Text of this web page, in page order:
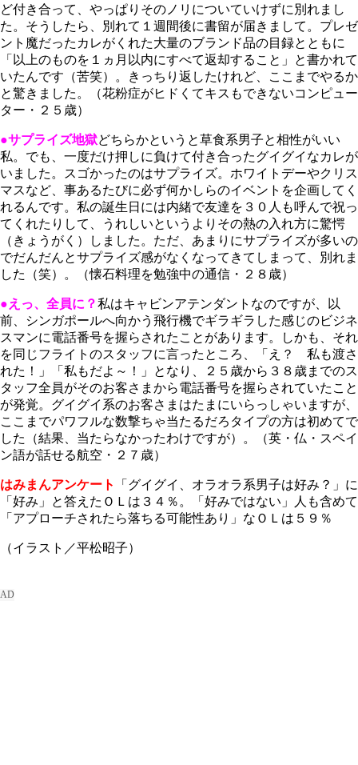
ど付き合って、やっぱりそのノリについていけずに別れまし
た。そうしたら、別れて１週間後に書留が届きまして。プレゼ
ント魔だったカレがくれた大量のブランド品の目録とともに
「以上のものを１ヵ月以内にすべて返却すること」と書かれて
いたんです（苦笑）。きっちり返したけれど、ここまでやるか
と驚きました。（花粉症がヒドくてキスもできないコンピュー
ター・２５歳）
●サプライズ地獄どちらかというと草食系男子と相性がいい
私。でも、一度だけ押しに負けて付き合ったグイグイなカレが
いました。スゴかったのはサプライズ。ホワイトデーやクリス
マスなど、事あるたびに必ず何かしらのイベントを企画してく
れるんです。私の誕生日には内緒で友達を３０人も呼んで祝っ
てくれたりして、うれしいというよりその熱の入れ方に驚愕
（きょうがく）しました。ただ、あまりにサプライズが多いの
でだんだんとサプライズ感がなくなってきてしまって、別れま
した（笑）。（懐石料理を勉強中の通信・２８歳）
●えっ、全員に？私はキャビンアテンダントなのですが、以
前、シンガポールへ向かう飛行機でギラギラした感じのビジネ
スマンに電話番号を握らされたことがあります。しかも、それ
を同じフライトのスタッフに言ったところ、「え？ 私も渡さ
れた！」「私もだよ～！」となり、２５歳から３８歳までのス
タッフ全員がそのお客さまから電話番号を握らされていたこと
が発覚。グイグイ系のお客さまはたまにいらっしゃいますが、
ここまでパワフルな数撃ちゃ当たるだろタイプの方は初めてで
した（結果、当たらなかったわけですが）。（英・仏・スペイ
ン語が話せる航空・２７歳）
はみまんアンケート
「グイグイ、オラオラ系男子は好み？」に
「好み」と答えたＯＬは３４％。「好みではない」人も含めて
「アプローチされたら落ちる可能性あり」なＯＬは５９％
（イラスト／平松昭子）